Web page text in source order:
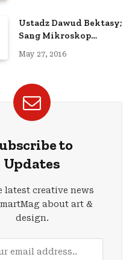
Ustadz Dawud Bektasy;
Sang Mikroskop
May 27, 2016
to
Updates
latest creative news
about art &
design.